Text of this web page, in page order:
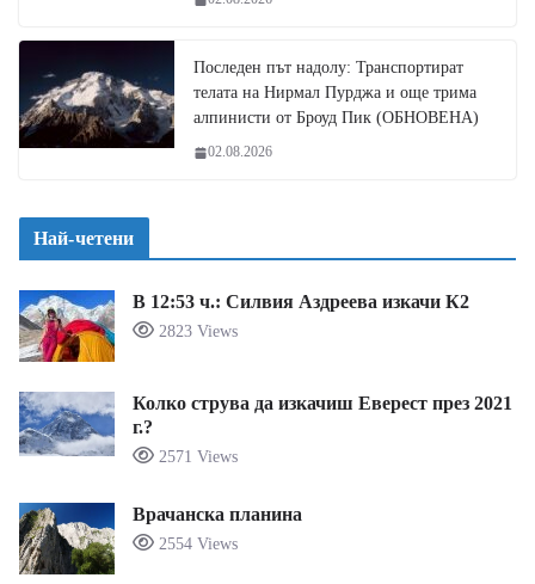
Последен път надолу: Транспортират
телата на Нирмал Пурджа и още трима
алпинисти от Броуд Пик (ОБНОВЕНА)
02.08.2026
Най-четени
В 12:53 ч.: Силвия Аздреева изкачи К2
2823 Views
Колко струва да изкачиш Еверест през 2021
г.?
2571 Views
Врачанска планина
2554 Views